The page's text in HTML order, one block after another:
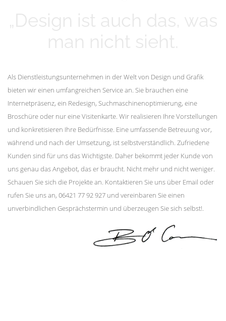
Als Dienstleistungsunternehmen in der Welt von Design und Grafik
bieten wir einen umfangreichen Service an. Sie brauchen eine
Internetpräsenz, ein Redesign, Suchmaschinenoptimierung, eine
Broschüre oder nur eine Visitenkarte. Wir realisieren Ihre Vorstellungen
und konkretisieren Ihre Bedürfnisse. Eine umfassende Betreuung vor,
während und nach der Umsetzung, ist selbstverständlich. Zufriedene
Kunden sind für uns das Wichtigste. Daher bekommt jeder Kunde von
uns genau das Angebot, das er braucht. Nicht mehr und nicht weniger.
Schauen Sie sich die Projekte an. Kontaktieren Sie uns über Email oder
rufen Sie uns an, 06421 77 92 927 und vereinbaren Sie einen
unverbindlichen Gesprächstermin und überzeugen Sie sich selbst!.